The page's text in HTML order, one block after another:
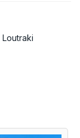
Loutraki